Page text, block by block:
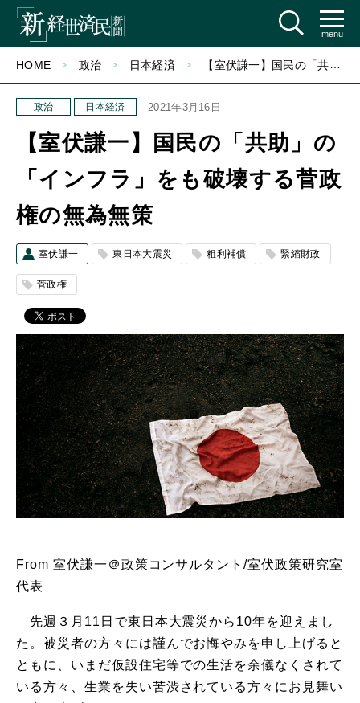
menu
HOME 政治 日本経済 【室伏謙一】国民の「共助」の「インフラ」をも破壊する菅政権の無為無策
政治 日本経済 2021年3月16日
【室伏謙一】国民の「共助」の
「インフラ」をも破壊する菅政
権の無為無策
室伏謙一 東日本大震災 粗利補償 緊縮財政
菅政権
From 室伏謙一＠政策コンサルタント/室伏政策研究室
代表
先週３月11日で東日本大震災から10年を迎えまし
た。被災者の方々には謹んでお悔やみを申し上げると
ともに、いまだ仮設住宅等での生活を余儀なくされて
いる方々、生業を失い苦渋されている方々にお見舞い